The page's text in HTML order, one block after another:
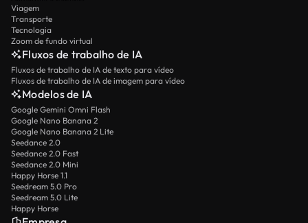
Viagem
Transporte
Tecnologia
Zoom de fundo virtual
Fluxos de trabalho de IA
Fluxos de trabalho de IA de texto para vídeo
Fluxos de trabalho de IA de imagem para vídeo
Modelos de IA
Google Gemini Omni Flash
Google Nano Banana 2
Google Nano Banana 2 Lite
Seedance 2.0
Seedance 2.0 Fast
Seedance 2.0 Mini
Happy Horse 1.1
Seedream 5.0 Pro
Seedream 5.0 Lite
Happy Horse